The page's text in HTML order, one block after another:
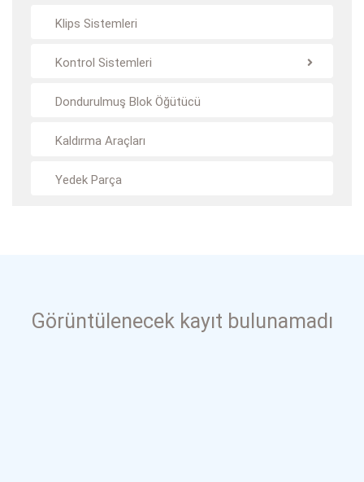
Klips Sistemleri
Kontrol Sistemleri
Dondurulmuş Blok Öğütücü
Kaldırma Araçları
Yedek Parça
Görüntülenecek kayıt bulunamadı